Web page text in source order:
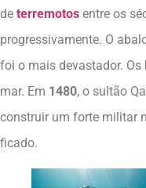
de terremotos entre os
progressivamente. O
foi o mais devastador.
mar. Em 1480, o sultão
construir um forte militar
ficado.